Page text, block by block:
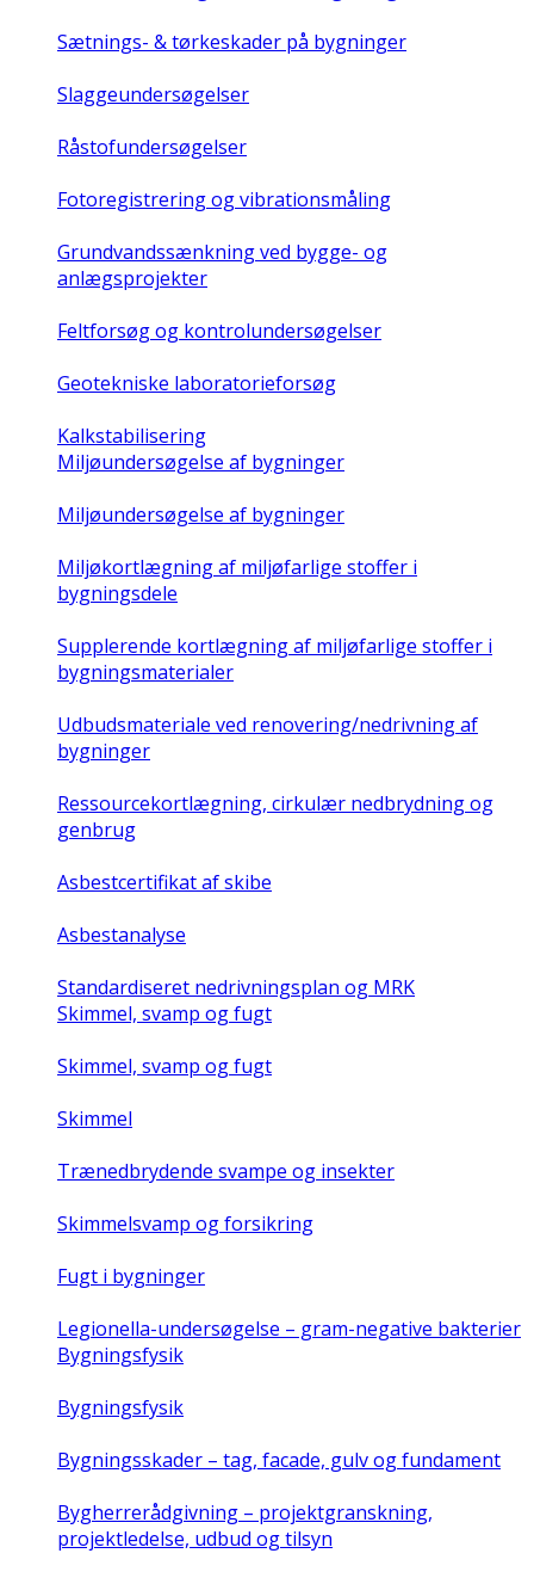
Sætnings- & tørkeskader på bygninger
Slaggeundersøgelser
Råstofundersøgelser
Fotoregistrering og vibrationsmåling
Grundvandssænkning ved bygge- og
anlægsprojekter
Feltforsøg og kontrolundersøgelser
Geotekniske laboratorieforsøg
Kalkstabilisering
Miljøundersøgelse af bygninger
Miljøundersøgelse af bygninger
Miljøkortlægning af miljøfarlige stoffer i
bygningsdele
Supplerende kortlægning af miljøfarlige stoffer i
bygningsmaterialer
Udbudsmateriale ved renovering/nedrivning af
bygninger
Ressourcekortlægning, cirkulær nedbrydning og
genbrug
Asbestcertifikat af skibe
Asbestanalyse
Standardiseret nedrivningsplan og MRK
Skimmel, svamp og fugt
Skimmel, svamp og fugt
Skimmel
Trænedbrydende svampe og insekter
Skimmelsvamp og forsikring
Fugt i bygninger
Legionella-undersøgelse – gram-negative bakterier
Bygningsfysik
Bygningsfysik
Bygningsskader – tag, facade, gulv og fundament
Bygherrerådgivning – projektgranskning,
projektledelse, udbud og tilsyn